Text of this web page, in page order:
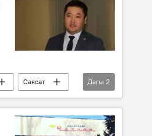
Саясат
Дагы 2